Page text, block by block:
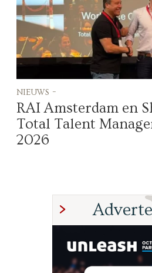
nieuws -
RAI Amsterdam en
Total Talent
2026